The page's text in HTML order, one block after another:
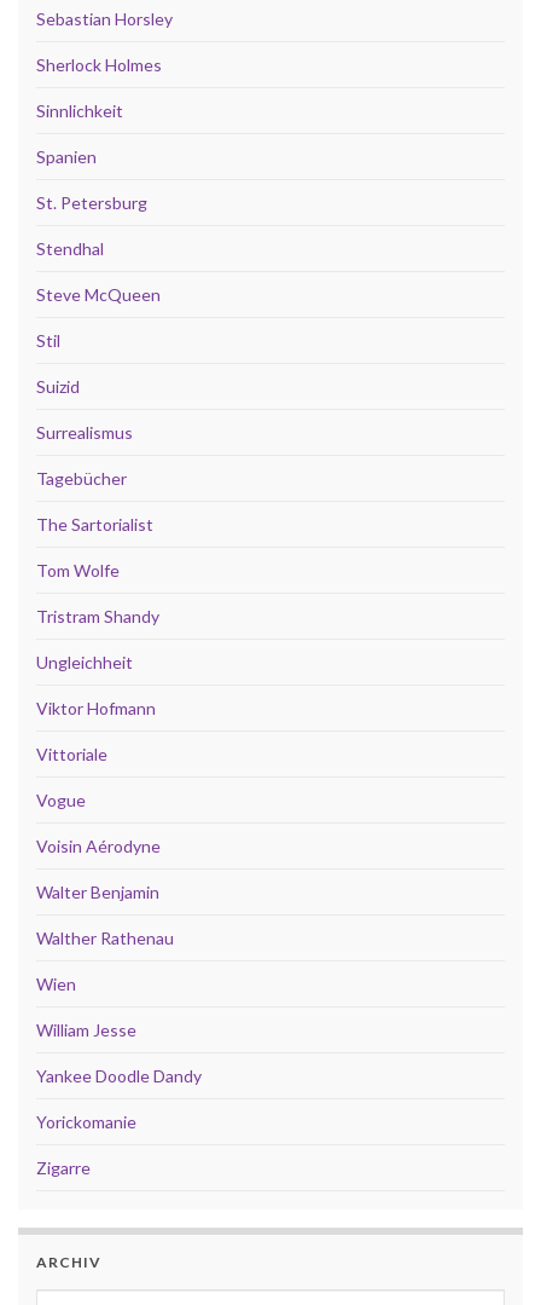
Sebastian Horsley
Sherlock Holmes
Sinnlichkeit
Spanien
St. Petersburg
Stendhal
Steve McQueen
Stil
Suizid
Surrealismus
Tagebücher
The Sartorialist
Tom Wolfe
Tristram Shandy
Ungleichheit
Viktor Hofmann
Vittoriale
Vogue
Voisin Aérodyne
Walter Benjamin
Walther Rathenau
Wien
William Jesse
Yankee Doodle Dandy
Yorickomanie
Zigarre
ARCHIV